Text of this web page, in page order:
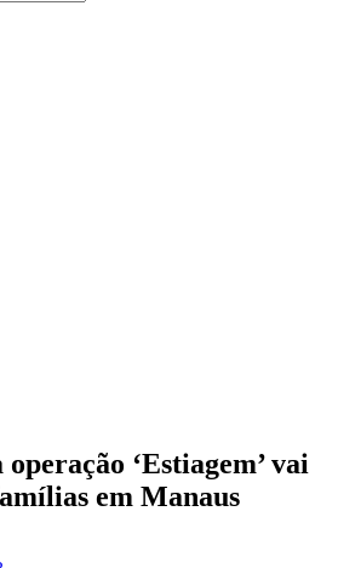
operação ‘Estiagem’ vai
em Manaus